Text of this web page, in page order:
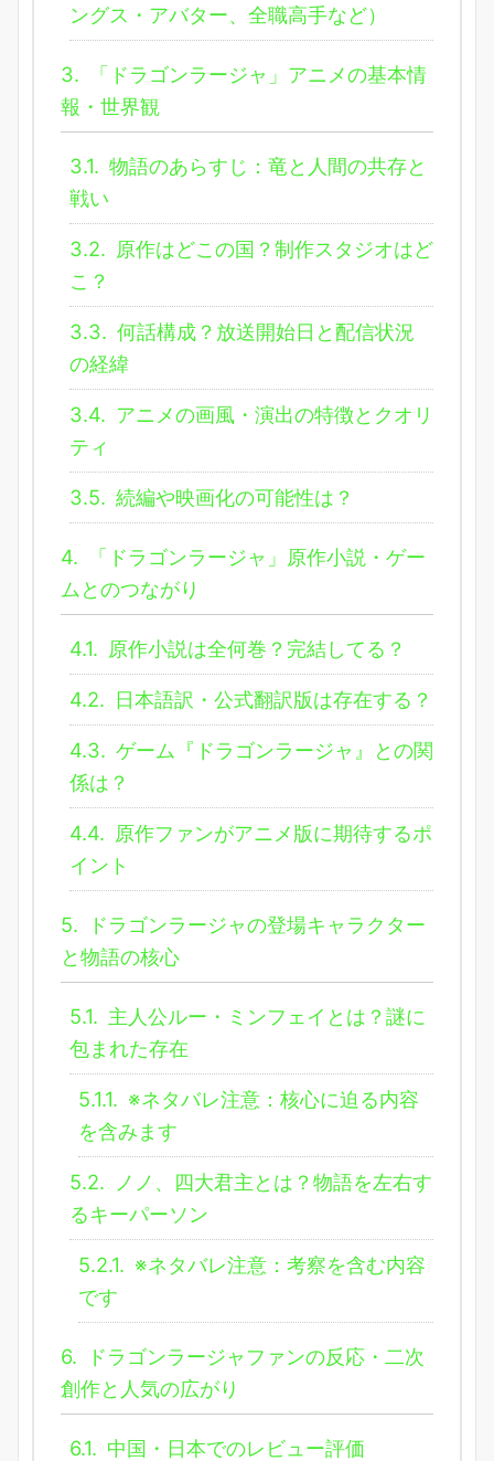
ングス・アバター、全職高手など）
3.
「ドラゴンラージャ」アニメの基本情
報・世界観
3.1. 物語のあらすじ：竜と人間の共存と
戦い
3.2. 原作はどこの国？制作スタジオはど
こ？
3.3. 何話構成？放送開始日と配信状況
の経緯
3.4. アニメの画風・演出の特徴とクオリ
ティ
3.5. 続編や映画化の可能性は？
4.
「ドラゴンラージャ」原作小説・ゲー
ムとのつながり
4.1. 原作小説は全何巻？完結してる？
4.2. 日本語訳・公式翻訳版は存在する？
4.3. ゲーム『ドラゴンラージャ』との関
係は？
4.4. 原作ファンがアニメ版に期待するポ
イント
5.
ドラゴンラージャの登場キャラクター
と物語の核心
5.1. 主人公ルー・ミンフェイとは？謎に
包まれた存在
5.1.1. ※ネタバレ注意：核心に迫る内容
を含みます
5.2.
ノノ、四大君主とは？物語を左右す
るキーパーソン
5.2.1. ※ネタバレ注意：考察を含む内容
です
6.
ドラゴンラージャファンの反応・二次
創作と人気の広がり
6.1. 中国・日本でのレビュー評価